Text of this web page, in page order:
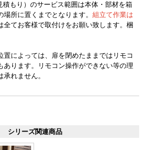
もり）のサービス範囲は本体・部材を箱
所に置くまでとなります。 組立て作業は
全てお客様で取付けをお願い致します。梱
によっては、扉を閉めたままではリモコ
あります。リモコン操作ができない等の理
れません。
シリーズ関連商品